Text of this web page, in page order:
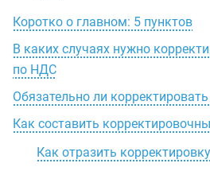
Коротко о главном: 5 пунктов
В каких случаях нужно
по НДС
Обязательно ли
Как составить
Как отразить